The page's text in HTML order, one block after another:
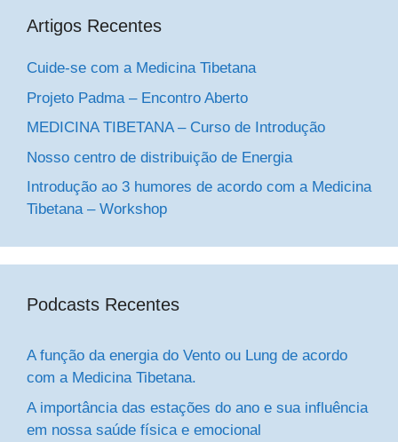
Artigos Recentes
Cuide-se com a Medicina Tibetana
Projeto Padma – Encontro Aberto
MEDICINA TIBETANA – Curso de Introdução
Nosso centro de distribuição de Energia
Introdução ao 3 humores de acordo com a Medicina
Tibetana – Workshop
Podcasts Recentes
A função da energia do Vento ou Lung de acordo
com a Medicina Tibetana.
A importância das estações do ano e sua influência
em nossa saúde física e emocional